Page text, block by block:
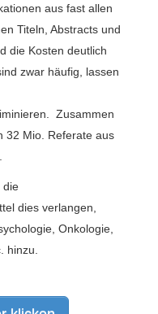
aus fast allen
Titeln, Abstracts und
die Kosten deutlich
zwar häufig, lassen
Zusammen
32 Mio. Referate aus
die
dies verlangen,
Onkologie,
hinzu.